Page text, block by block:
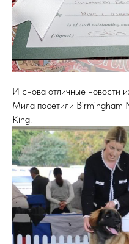
И снова отличные новости
Мила посетили Birmingham
King.